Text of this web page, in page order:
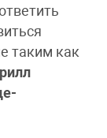
таким как